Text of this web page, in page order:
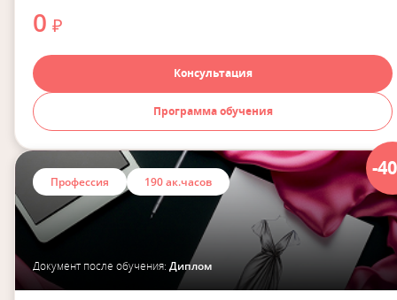
0 ₽
Консультация
Программа обучения
-
Профессия 190 ак.часов
Документ после обучения: Диплом